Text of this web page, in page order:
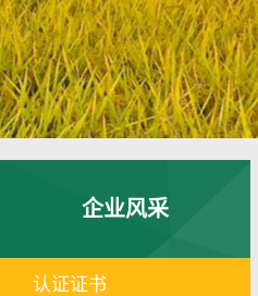
企业风采
认证证书